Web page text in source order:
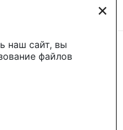
×
наш сайт, вы
файлов